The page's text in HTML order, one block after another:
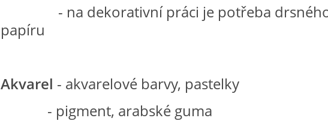
- na dekorativní práci je potřeba
papíru
Akvarel - akvarelové barvy, pastelky
- pigment, arabské guma